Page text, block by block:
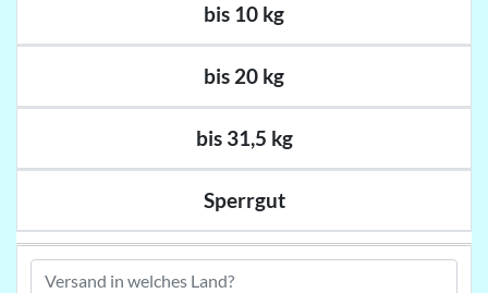
bis 10 kg
bis 20 kg
bis 31,5 kg
Sperrgut